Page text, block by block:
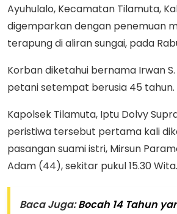
Ayuhulalo, Kecamatan Tilamuta,
digemparkan dengan penemuan
terapung di aliran sungai, pada
Korban diketahui bernama Irwan
petani setempat berusia 45 tahun.
Kapolsek Tilamuta, Iptu Dolvy
peristiwa tersebut pertama kali
pasangan suami istri, Mirsun
Adam (44), sekitar pukul 15.30 Wita.
Baca Juga:Bocah 14 Tahun